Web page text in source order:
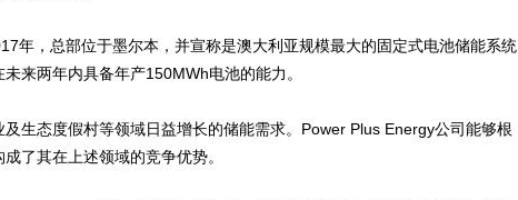
，总部位于墨尔本，并宣称是澳大利亚规模最大的固定式电池储能系统
来两年内具备年产150MWh电池的能力。
态度假村等领域日益增长的储能需求。Power Plus Energy公司能够根
了其在上述领域的竞争优势。